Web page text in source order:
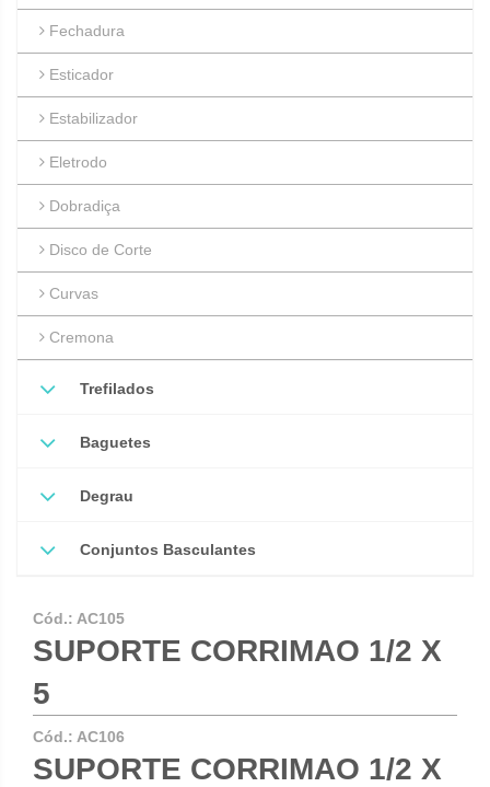
Fechadura
Esticador
Estabilizador
Eletrodo
Dobradiça
Disco de Corte
Curvas
Cremona
Trefilados
Baguetes
Degrau
Conjuntos Basculantes
Cód.: AC105
SUPORTE CORRIMAO 1/2 X
5
Cód.: AC106
SUPORTE CORRIMAO 1/2 X